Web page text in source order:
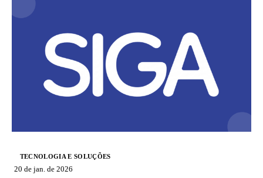
TECNOLOGIA E SOLUÇÕES
20 de jan. de 2026